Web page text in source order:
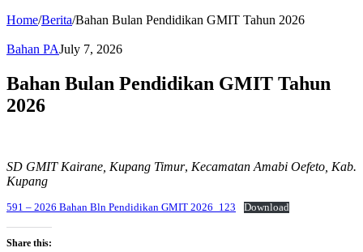
Home/Berita/Bahan Bulan Pendidikan GMIT Tahun 2026
Bahan PAJuly 7, 2026
Bahan Bulan Pendidikan GMIT Tahun
2026
SD GMIT Kairane, Kupang Timur, Kecamatan Amabi Oefeto, Kab.
Kupang
591 – 2026 Bahan Bln Pendidikan GMIT 2026_123 Download
Share this: